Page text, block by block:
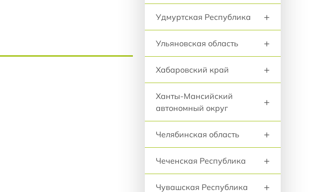
Удмуртская Республика +
Ульяновская область +
Хабаровский край +
Ханты-Мансийский
автономный округ
+
Челябинская область +
Чеченская Республика +
Чувашская Республика +